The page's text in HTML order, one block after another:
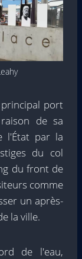
port
de sa
l'État par la
du col
du front de
comme
un après-
la ville.
de l'eau,